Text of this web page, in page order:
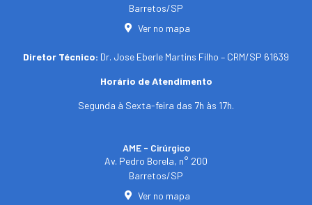
Barretos/SP​
Ver no mapa
Diretor Técnico: Dr. Jose Eberle Martins Filho – CRM/SP 61639
Horário de Atendimento
Segunda à Sexta-feira das 7h às 17h.
AME - Cirúrgico
Av. Pedro Borela, n° 200
Barretos/SP
Ver no mapa